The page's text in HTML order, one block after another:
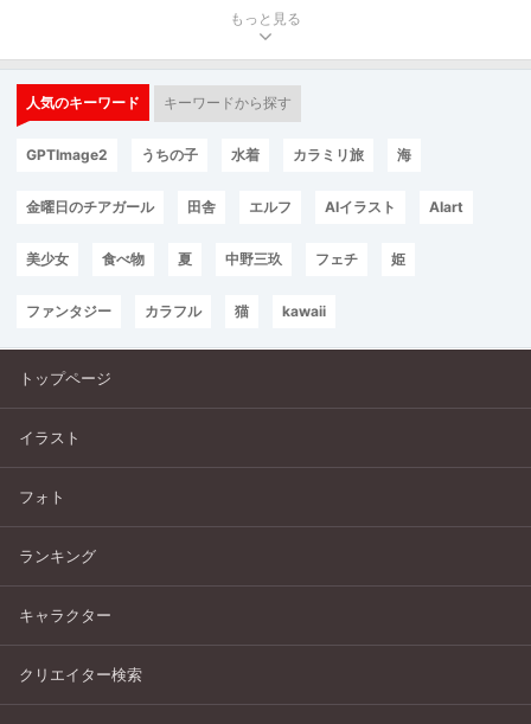
もっと見る
人気のキーワード キーワードから探す
GPTImage2 うちの子 水着 カラミリ旅 海
金曜日のチアガール 田舎 エルフ AIイラスト AIart
美少女 食べ物 夏 中野三玖 フェチ 姫
ファンタジー カラフル 猫 kawaii
トップページ
イラスト
フォト
ランキング
キャラクター
クリエイター検索